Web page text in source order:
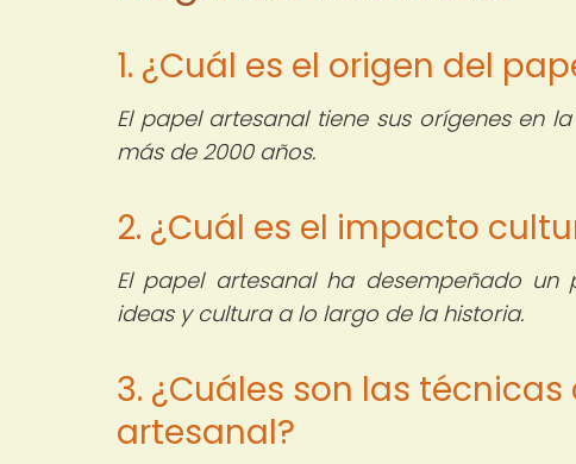
1. ¿Cuál es el origen del
El papel artesanal tiene sus orígenes en
más de 2000 años.
2. ¿Cuál es el impacto
El papel artesanal ha desempeñado
ideas y cultura a lo largo de la historia.
3. ¿Cuáles son las
artesanal?